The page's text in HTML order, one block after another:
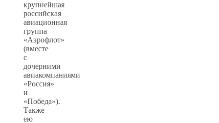
крупнейшая
российская
авиационная
группа
«Аэрофлот»
(вместе
с
дочерними
авиакомпаниями
«Россия»
и
«Победа»).
Также
ею